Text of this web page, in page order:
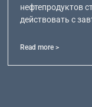
нефтепродуктов
действовать с
Read more >